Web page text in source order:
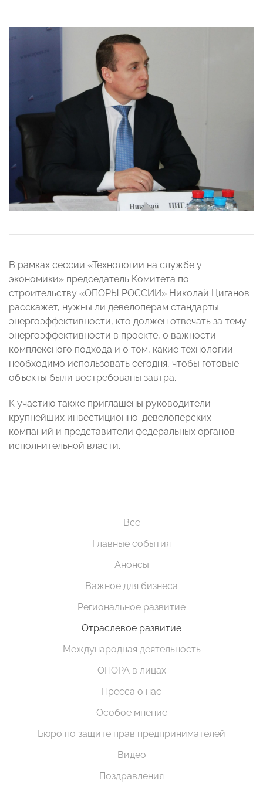
В рамках сессии «Технологии на службе у
экономики» председатель Комитета по
строительству «ОПОРЫ РОССИИ» Николай Циганов
расскажет, нужны ли девелоперам стандарты
энергоэффективности, кто должен отвечать за тему
энергоэффективности в проекте, о важности
комплексного подхода и о том, какие технологии
необходимо использовать сегодня, чтобы готовые
объекты были востребованы завтра.
К участию также приглашены руководители
крупнейших инвестиционно-девелоперских
компаний и представители федеральных органов
исполнительной власти.
Все
Главные события
Анонсы
Важное для бизнеса
Региональное развитие
Отраслевое развитие
Международная деятельность
ОПОРА в лицах
Пресса о нас
Особое мнение
Бюро по защите прав предпринимателей
Видео
Поздравления